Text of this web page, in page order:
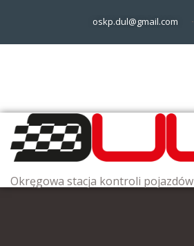
oskp.dul@gmail.com
Okręgowa stacja kontroli pojazdów